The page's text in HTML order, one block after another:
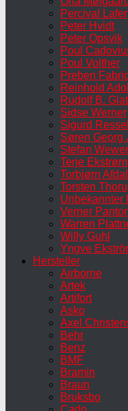
Percival Lafer
Peter Hvidt
Peter Opsvik
Poul
Poul Volther
Preben
Reinhold
Rudolf B.
Sidse Werner
Sigurd Ressell
Søren Georg
Stefan
Terje Ekstrøm
Torbjørn Afdal
Torsten
Unbekannter
Verner
Warren
Willy Guhl
Yngve
Hersteller
Airborne
Artek
Artifort
Asko
Axel
Behr
Benz
BMF
Bramin
Braun
Bruksbo